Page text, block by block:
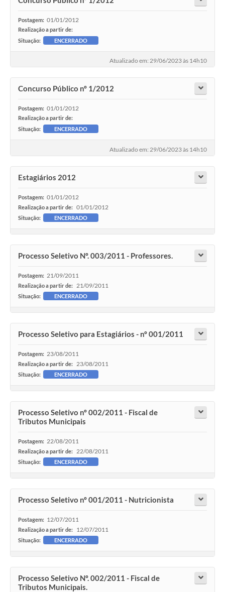
Postagem: 01/01/2012
Realização a partir de:
Situação:
ENCERRADO
Atualizado em: 29/06/2023 às 14h10
Concurso Público nº 1/2012
Postagem: 01/01/2012
Realização a partir de:
Situação:
ENCERRADO
Atualizado em: 29/06/2023 às 14h10
Estagiários 2012
Postagem: 01/01/2012
Realização a partir de: 01/01/2012
Situação: ENCERRADO
Processo Seletivo Nº. 003/2011 - Professores.
Postagem: 21/09/2011
Realização a partir de: 21/09/2011
Situação: ENCERRADO
Processo Seletivo para Estagiários - nº 001/2011
Postagem: 23/08/2011
Realização a partir de: 23/08/2011
Situação: ENCERRADO
Processo Seletivo nº 002/2011 - Fiscal de
Tributos Municipais
Postagem: 22/08/2011
Realização a partir de: 22/08/2011
Situação: ENCERRADO
Processo Seletivo nº 001/2011 - Nutricionista
Postagem: 12/07/2011
Realização a partir de: 12/07/2011
Situação: ENCERRADO
Processo Seletivo Nº. 002/2011 - Fiscal de
Tributos Municipais.